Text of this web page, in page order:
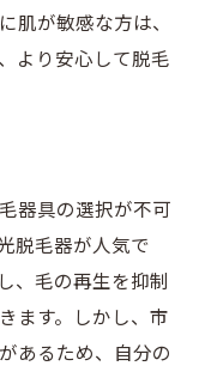
肌が敏感な方は、
より安心して脱毛
器具の選択が不可
脱毛器が人気で
、毛の再生を抑制
ます。しかし、市
あるため、自分の